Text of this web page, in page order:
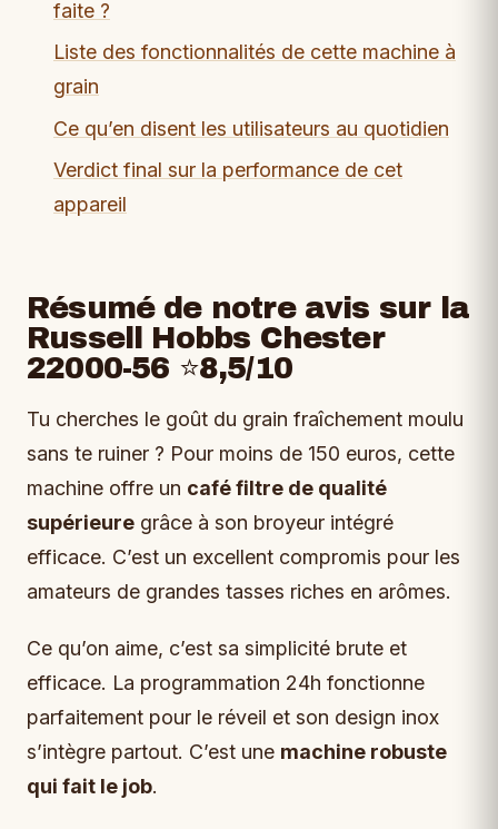
faite ?
Liste des fonctionnalités de cette machine à
grain
Ce qu’en disent les utilisateurs au quotidien
Verdict final sur la performance de cet
appareil
Résumé de notre avis sur la
Russell Hobbs Chester
22000-56 ⭐8,5/10
Tu cherches le goût du grain fraîchement moulu
sans te ruiner ? Pour moins de 150 euros, cette
machine offre un café filtre de qualité
supérieure grâce à son broyeur intégré
efficace. C’est un excellent compromis pour les
amateurs de grandes tasses riches en arômes.
Ce qu’on aime, c’est sa simplicité brute et
efficace. La programmation 24h fonctionne
parfaitement pour le réveil et son design inox
s’intègre partout. C’est une machine robuste
qui fait le job.